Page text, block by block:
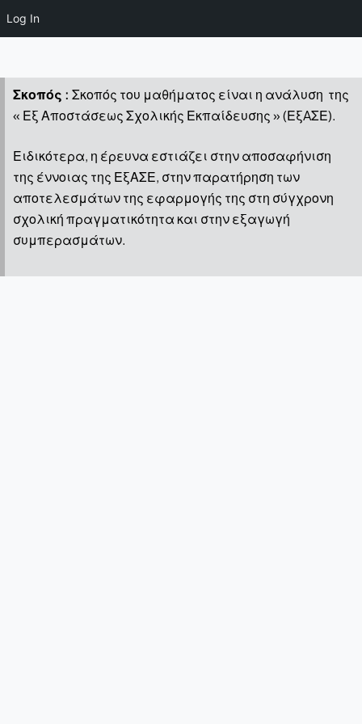
Log In
Σκοπός : Σκοπός του μαθήματος είναι η ανάλυση της
« Εξ Αποστάσεως Σχολικής Εκπαίδευσης » (ΕξAΣΕ).
Ειδικότερα, η έρευνα εστιάζει στην αποσαφήνιση
της έννοιας της ΕξΑΣΕ, στην παρατήρηση των
αποτελεσμάτων της εφαρμογής της στη σύγχρονη
σχολική πραγματικότητα και στην εξαγωγή
συμπερασμάτων.